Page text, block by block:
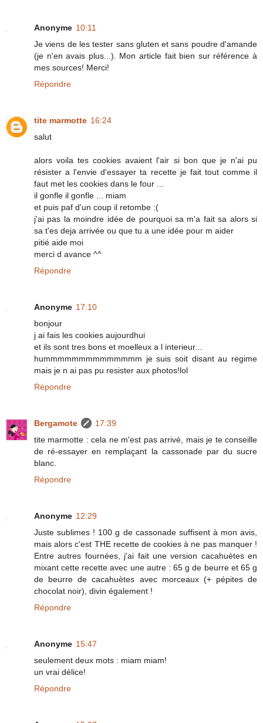
Anonyme 10:11
Je viens de les tester sans gluten et sans poudre d'amande
(je n'en avais plus...). Mon article fait bien sur référence à
mes sources! Merci!
Répondre
tite marmotte 16:24
salut
alors voila tes cookies avaient l'air si bon que je n'ai pu
résister a l'envie d'essayer ta recette je fait tout comme il
faut met les cookies dans le four ...
il gonfle il gonfle ... miam
et puis paf d'un coup il retombe :(
j'ai pas la moindre idée de pourquoi sa m'a fait sa alors si
sa t'es deja arrivée ou que tu a une idée pour m aider
pitié aide moi
merci d avance ^^
Répondre
Anonyme 17:10
bonjour
j ai fais les cookies aujourdhui
et ils sont tres bons et moelleux a l interieur...
hummmmmmmmmmmmmm je suis soit disant au regime
mais je n ai pas pu resister aux photos!lol
Répondre
Bergamote
17:39
tite marmotte : cela ne m'est pas arrivé, mais je te conseille
de ré-essayer en remplaçant la cassonade par du sucre
blanc.
Répondre
Anonyme 12:29
Juste sublimes ! 100 g de cassonade suffisent à mon avis,
mais alors c'est THE recette de cookies à ne pas manquer !
Entre autres fournées, j'ai fait une version cacahuètes en
mixant cette recette avec une autre : 65 g de beurre et 65 g
de beurre de cacahuètes avec morceaux (+ pépites de
chocolat noir), divin également !
Répondre
Anonyme 15:47
seulement deux mots : miam miam!
un vrai délice!
Répondre